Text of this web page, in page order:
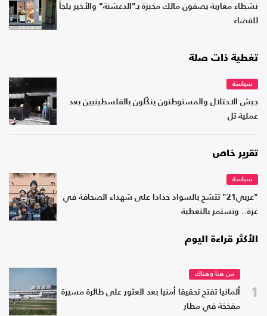
نشطاء مغاربة يصفون مالك مخبزة بـ"الدعشنة" والأخير يلجأ
للقضاء
تغطية ذات صلة
سياسة
جيش الاحتلال والمستوطنون ينكّلون بالفلسطينيين بعد
عملية تل
تقرير خاص
سياسة
"عربي21" تتشح بالسواد حدادا على شهداء الصحافة في
غزة.. وتستمر بالتغطية
الأكثر قراءة اليوم
1
من هنا وهناك
ألمانيا تفتح تحقيقا أمنيا بعد العثور على طائرة مسيرة
مفخخة في مطار